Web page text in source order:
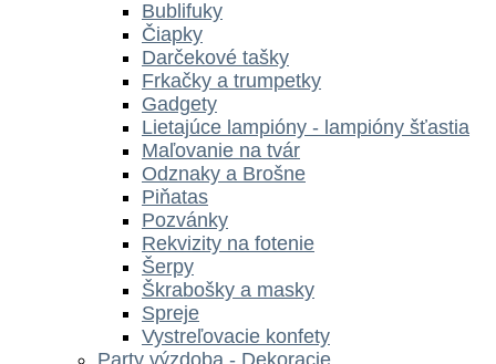
Bublifuky
Čiapky
Darčekové tašky
Frkačky a trumpetky
Gadgety
Lietajúce lampióny - lampióny šťastia
Maľovanie na tvár
Odznaky a Brošne
Piňatas
Pozvánky
Rekvizity na fotenie
Šerpy
Škrabošky a masky
Spreje
Vystreľovacie konfety
Party výzdoba - Dekoracie